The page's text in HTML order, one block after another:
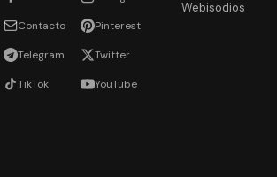
Contacto Pinterest
Telegram Twitter
TikTok YouTube
Webisodios